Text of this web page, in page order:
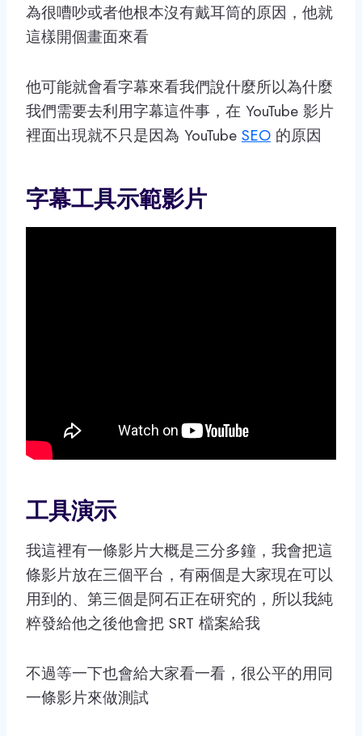
為很嘈吵或者他根本沒有戴耳筒的原因，他就
這樣開個畫面來看
他可能就會看字幕來看我們說什麼所以為什麼
我們需要去利用字幕這件事，在 YouTube 影片
裡面出現就不只是因為 YouTube SEO 的原因
字幕工具示範影片
工具演示
我這裡有一條影片大概是三分多鐘，我會把這
條影片放在三個平台，有兩個是大家現在可以
用到的、第三個是阿石正在研究的，所以我純
粹發給他之後他會把 SRT 檔案給我
不過等一下也會給大家看一看，很公平的用同
一條影片來做測試